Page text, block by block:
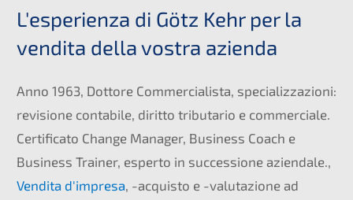
L'esperienza di Götz Kehr per la
vendita della vostra azienda
Anno 1963, Dottore Commercialista, specializzazioni:
revisione contabile, diritto tributario e commerciale.
Certificato Change Manager, Business Coach e
Business Trainer, esperto in successione aziendale.,
Vendita d'impresa, -acquisto e -valutazione ad